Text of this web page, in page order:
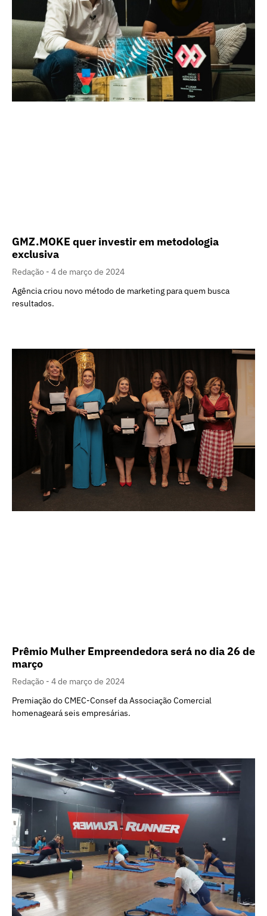
GMZ.MOKE quer investir em metodologia
exclusiva
Redação
4 de março de 2024
Agência criou novo método de marketing para quem busca
resultados.
Prêmio Mulher Empreendedora será no dia 26 de
março
Redação
4 de março de 2024
Premiação do CMEC-Consef da Associação Comercial
homenageará seis empresárias.